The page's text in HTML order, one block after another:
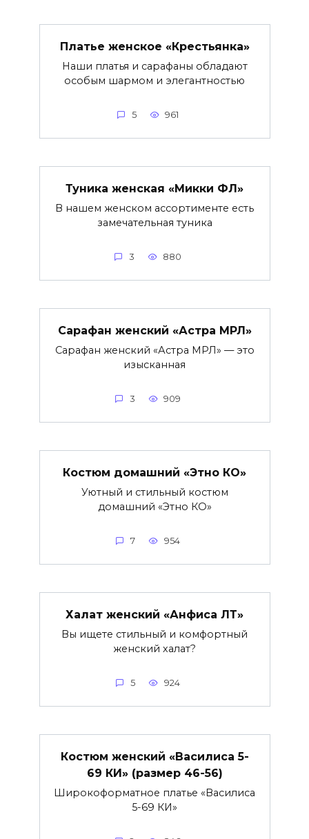
Платье женское «Крестьянка»
Наши платья и сарафаны обладают
особым шармом и элегантностью
5 961
Туника женская «Микки ФЛ»
В нашем женском ассортименте есть
замечательная туника
3 880
Сарафан женский «Астра МРЛ»
Сарафан женский «Астра МРЛ» — это
изысканная
3 909
Костюм домашний «Этно КО»
Уютный и стильный костюм
домашний «Этно КО»
7 954
Халат женский «Анфиса ЛТ»
Вы ищете стильный и комфортный
женский халат?
5 924
Костюм женский «Василиса 5-
69 КИ» (размер 46-56)
Широкоформатное платье «Василиса
5-69 КИ»